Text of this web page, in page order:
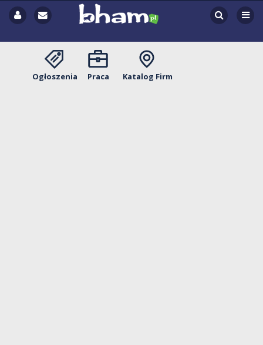
Ogłoszenia Praca Katalog Firm